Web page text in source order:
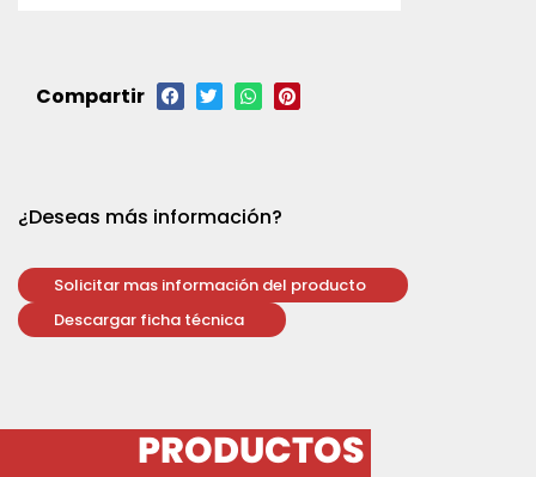
Compartir
¿Deseas más información?
Solicitar mas información del producto
Descargar ficha técnica
PRODUCTOS